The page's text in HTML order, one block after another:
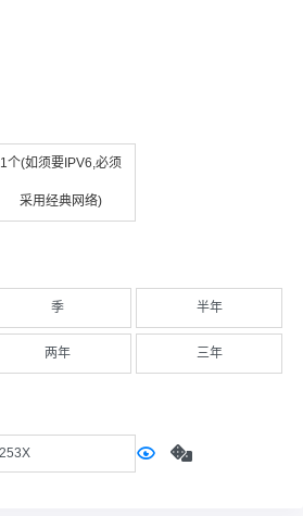
1个(如须要IPV6,必须
采用经典网络)
季 半年
两年 三年